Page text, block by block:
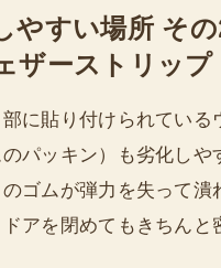
やすい場所 そ
ザーストリップ
部に貼り付けられている
パッキン）も劣化しや
ゴムが弾力を失って潰
アを閉めてもきちんと